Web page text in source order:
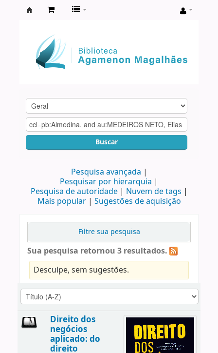
Agamenon
Magalhães
Buscar
Pesquisa avançada
Pesquisar por hierarquia
Pesquisa de autoridade
Nuvem de tags
Mais popular
Sugestões de aquisição
Filtre sua pesquisa
Sua pesquisa retornou 3 resultados.
Desculpe, sem sugestões.
Direito dos
negócios
aplicado: do
direito